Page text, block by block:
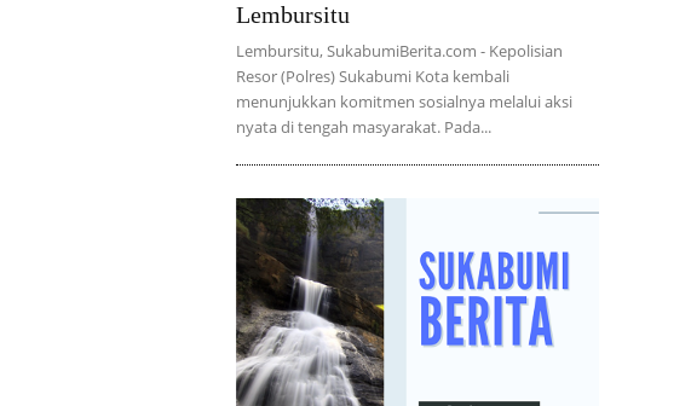
Lembursitu
Lembursitu, SukabumiBerita.com - Kepolisian
Resor (Polres) Sukabumi Kota kembali
menunjukkan komitmen sosialnya melalui aksi
nyata di tengah masyarakat. Pada...